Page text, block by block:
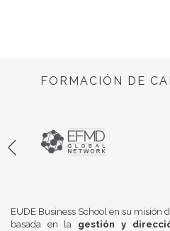
FORMACIÓN DE
EUDE Business School en su misión
basada en la gestión y